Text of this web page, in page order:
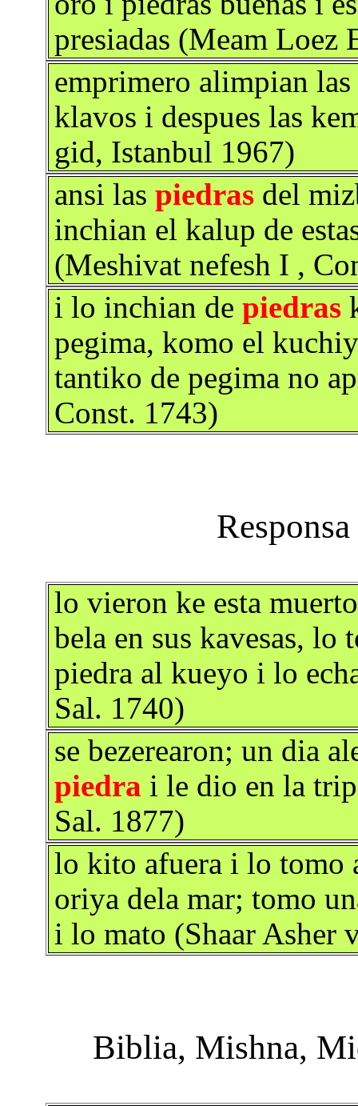
presiadas (Meam Loez
emprimero alimpian
klavos i despues las
gid, Istanbul 1967)
ansi laspiedras del
inchian el kalup de
(Meshivat nefesh I ,
i lo inchian depiedras
pegima, komo el
tantiko de pegima no
Const. 1743)
lo vieron ke esta
bela en sus kavesas,
piedra al kueyo i lo
Sal. 1740)
se bezerearon; un dia
piedra i le dio en la
Sal. 1877)
lo kito afuera i lo tomo
oriya dela mar; tomo
i lo mato (Shaar Asher